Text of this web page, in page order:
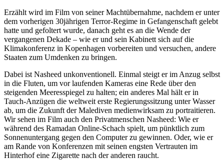
Erzählt wird im Film von seiner Machtübernahme, nachdem er unter
dem vorherigen 30jährigen Terror-Regime in Gefangenschaft gelebt
hatte und gefoltert wurde, danach geht es an die Wende der
vergangenen Dekade – wie er und sein Kabinett sich auf die
Klimakonferenz in Kopenhagen vorbereiten und versuchen, andere
Staaten zum Umdenken zu bringen.
Dabei ist Nasheed unkonventionell. Einmal steigt er im Anzug selbst
in die Fluten, um vor laufenden Kameras eine Rede über den
steigenden Meeresspiegel zu halten; ein anderes Mal hält er in
Tauch-Anzügen die weltweit erste Regierungssitzung unter Wasser
ab, um die Zukunft der Malediven medienwirksam zu portraitieren.
Wir sehen im Film auch den Privatmenschen Nasheed: Wie er
während des Ramadan Online-Schach spielt, um pünktlich zum
Sonnenuntergang gegen den Computer zu gewinnen. Oder, wie er
am Rande von Konferenzen mit seinen engsten Vertrauten im
Hinterhof eine Zigarette nach der anderen raucht.